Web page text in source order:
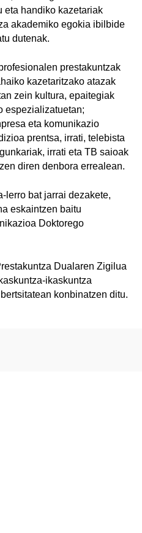
eta handiko kazetariak
akademiko egokia ibilbide
dutenak.
prestakuntzak
kazetaritzako atazak
zein kultura, epaitegiak
espezializatuetan;
eta komunikazio
prentsa, irrati, telebista
irrati eta TB saioak
diren denbora errealean.
lerro bat jarrai dezakete,
eskaintzen baitu
Doktorego
Dualaren Zigilua
ikaskuntza
konbinatzen ditu.